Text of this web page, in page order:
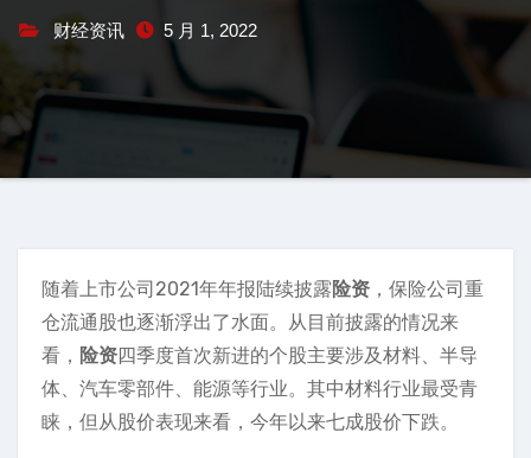
财经资讯 5 月 1, 2022
随着上市公司2021年年报陆续披露险资 ，保险公司重
仓流通股也逐渐浮出了水面。从目前披露的情况来
看， 险资四季度首次新进的个股主要涉及材料、半导
体、汽车零部件、能源等行业。其中材料行业最受青
睐，但从股价表现来看，今年以来七成股价下跌。